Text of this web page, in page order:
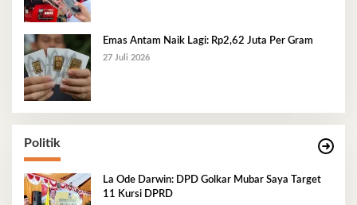
Emas Antam Naik Lagi: Rp2,62 Juta Per Gram
27 Juli 2026
Politik
La Ode Darwin: DPD Golkar Mubar Saya Target
11 Kursi DPRD